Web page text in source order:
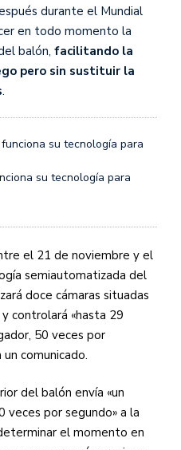
durante el Mundial
en todo momento la
balón, facilitando la
pero sin sustituir la
.
su tecnología para
el 21 de noviembre y el
semiautomatizada del
doce cámaras situadas
controlará «hasta 29
50 veces por
comunicado.
del balón envía «un
por segundo» a la
el momento en